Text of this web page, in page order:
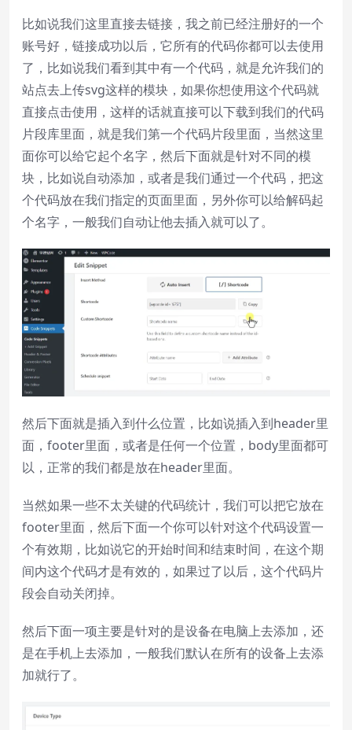
比如说我们这里直接去链接，我之前已经注册好的一个
账号好，链接成功以后，它所有的代码你都可以去使用
了，比如说我们看到其中有一个代码，就是允许我们的
站点去上传svg这样的模块，如果你想使用这个代码就
直接点击使用，这样的话就直接可以下载到我们的代码
片段库里面，就是我们第一个代码片段里面，当然这里
面你可以给它起个名字，然后下面就是针对不同的模
块，比如说自动添加，或者是我们通过一个代码，把这
个代码放在我们指定的页面里面，另外你可以给解码起
个名字，一般我们自动让他去插入就可以了。
然后下面就是插入到什么位置，比如说插入到header里
面，footer里面，或者是任何一个位置，body里面都可
以，正常的我们都是放在header里面。
当然如果一些不太关键的代码统计，我们可以把它放在
footer里面，然后下面一个你可以针对这个代码设置一
个有效期，比如说它的开始时间和结束时间，在这个期
间内这个代码才是有效的，如果过了以后，这个代码片
段会自动关闭掉。
然后下面一项主要是针对的是设备在电脑上去添加，还
是在手机上去添加，一般我们默认在所有的设备上去添
加就行了。